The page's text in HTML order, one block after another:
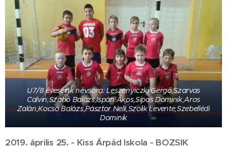
U7/8 éveseink névsora: Leszenyiczki Gergő,Szarvas
Calvin,Szabó Balázs,Ispán Ákos,Sipos Dominik,Aros
Zalán,Kocsó Balázs,Pásztor Nelli,Szolik Levente,Szebellédi
Dominik
2019. április 25. - Kiss Árpád Iskola - BOZSIK